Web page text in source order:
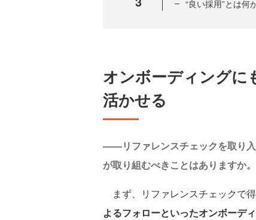
“良い採用”とは何
オンボーディングに
活かせる
——リファレンスチェックを取り
が取り組むべきことはありますか。
まず、リファレンスチェックで
よるフォローといったオンボーデ